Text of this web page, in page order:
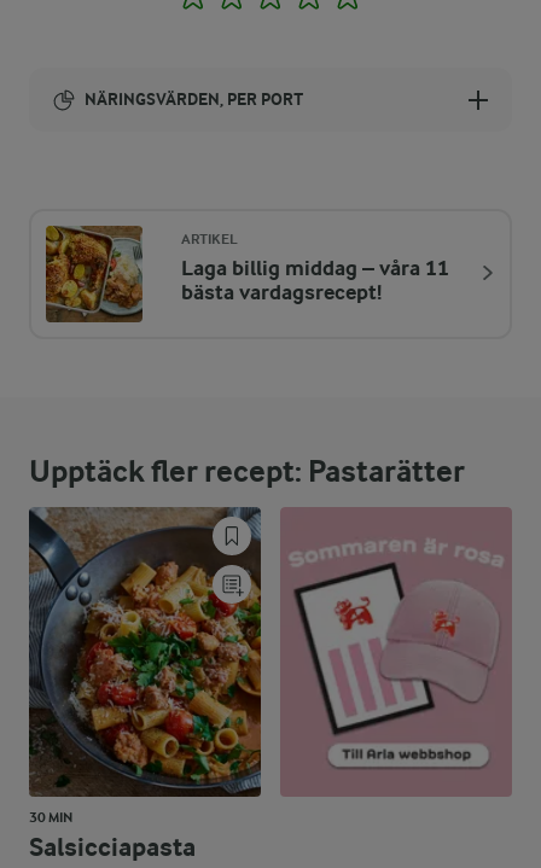
NÄRINGSVÄRDEN, PER PORT
ENERGIDISTRIBUTION %
NÄRINGSVÄRDEN PER PORT
Fett:
28,8 %
17,8 g
Kolhydrater:
59,3 %
79,6 g
ARTIKEL
Laga billig middag – våra 11
bästa vardagsrecept!
Upptäck fler recept: Pastarätter
30 MIN
Salsicciapasta